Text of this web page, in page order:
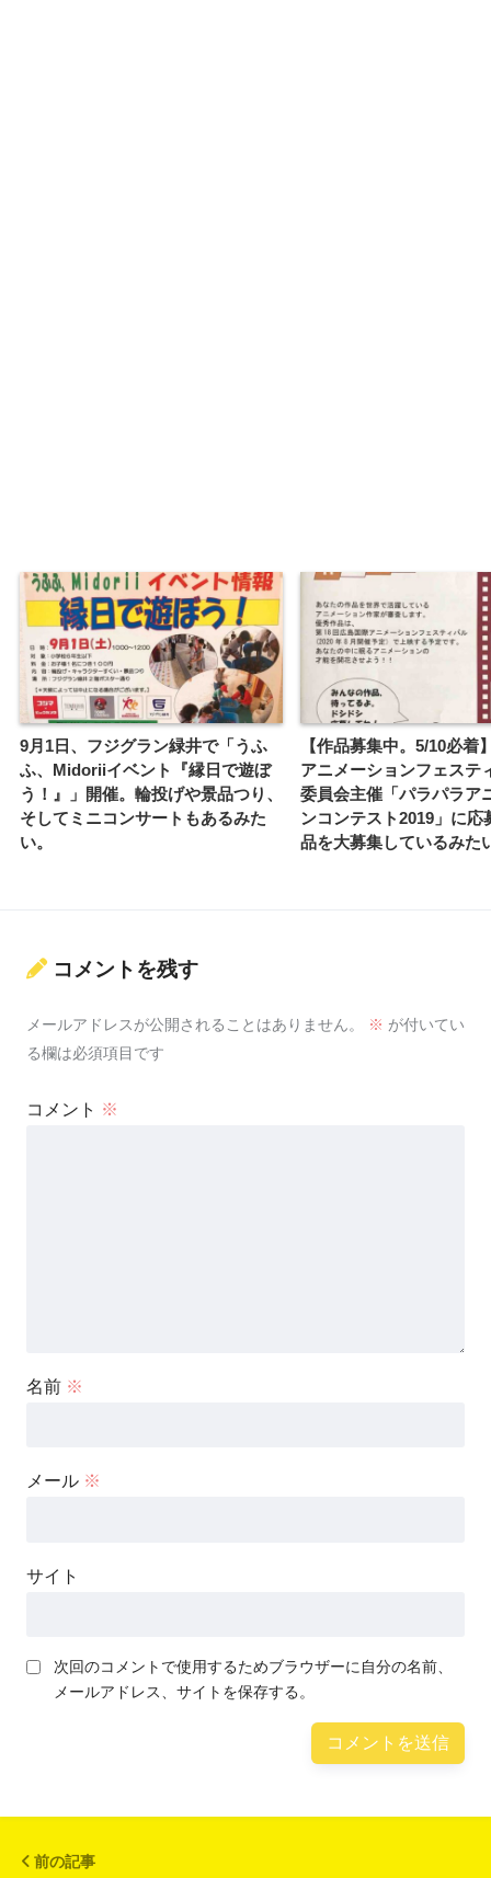
9月1日、フジグラン緑井で「うふ
ふ、Midoriiイベント『縁日で遊ぼ
う！』」開催。輪投げや景品つり、
そしてミニコンサートもあるみた
い。
【作品募集中。5/10必着
アニメーションフェステ
委員会主催「パラパラア
ンコンテスト2019」に応
品を大募集しているみた
コメントを残す
メールアドレスが公開されることはありません。 ※ が付いてい
る欄は必須項目です
コメント ※
名前 ※
メール ※
サイト
次回のコメントで使用するためブラウザーに自分の名前、
メールアドレス、サイトを保存する。
前の記事